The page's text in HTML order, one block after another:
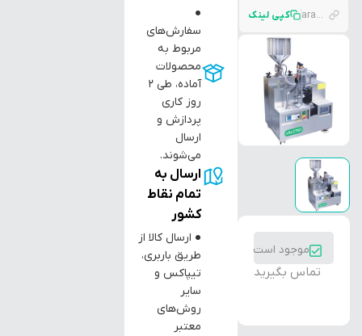
araztec.com/p/%D8%AF%D8%B3%D8%AA%DA%AF%D8%A7%D9%87-%D9%BE%D8%B1%DA%A9%D9%86-%D9%88-%D8%AF%D9%88%D8%AE%D8%AA-%D8%AA%DB%8C%D9%88%D9%BE-%D8%A7%D9%88%D9%84%D8%AA%D8%B1%D8%A7%D8%B3%D9%88%D9%86%DB%8C%DA%A9-%D8%A7%D8%AA کپی لینک
موجود است
تماس بگیرید
●
سفارش‌های
مربوط به
محصولات
آماده، طی ۲
روز کاری
پردازش و
ارسال
می‌شوند.
ارسال به
تمام نقاط
کشور
● ارسال کالا از
طریق باربری،
تیپاکس و
سایر
روش‌های
معتبر